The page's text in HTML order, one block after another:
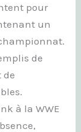
pour
un
de
de
à la WWE